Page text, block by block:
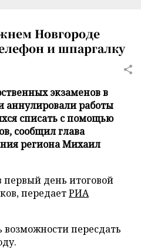
Новгороде
и шпаргалку
экзаменов в
аннулировали работы
списать с помощью
сообщил глава
региона Михаил
день итоговой
передаетРИА
пересдать